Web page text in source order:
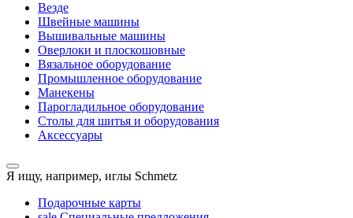
Везде
Швейные машины
Вышивальные машины
Оверлоки и плоскошовные
Вязальное оборудование
Промышленное оборудование
Манекены
Парогладильное оборудование
Столы для шитья и оборудования
Аксессуары
Я ищу, например, иглы Schmetz
Подарочные карты